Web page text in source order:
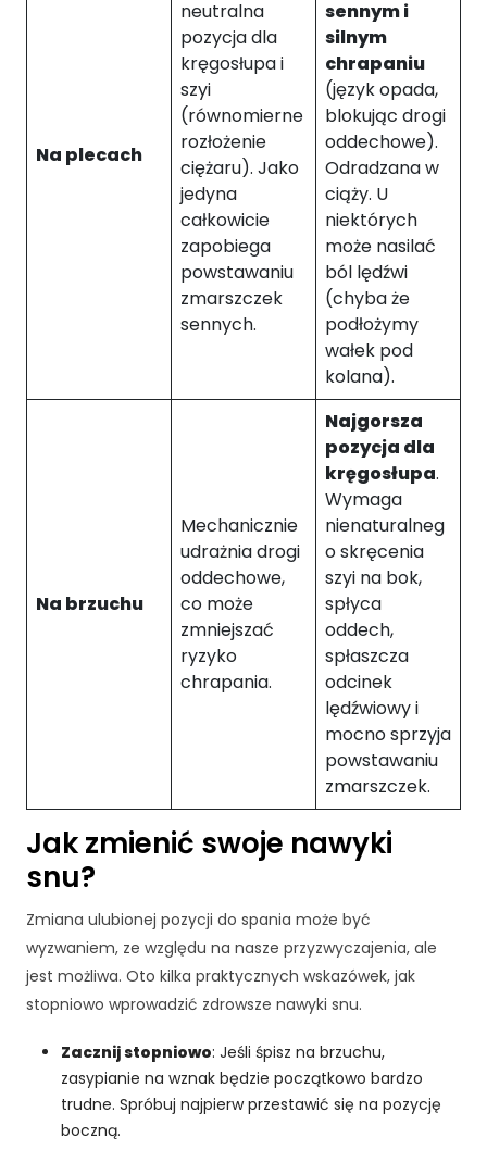
Na plecach
neutralna
pozycja dla
kręgosłupa i
szyi
(równomierne
rozłożenie
ciężaru). Jako
jedyna
całkowicie
zapobiega
powstawaniu
zmarszczek
sennych.
sennym i
silnym
chrapaniu
(język opada,
blokując drogi
oddechowe).
Odradzana w
ciąży. U
niektórych
może nasilać
ból lędźwi
(chyba że
podłożymy
wałek pod
kolana).
Na brzuchu
Mechanicznie
udrażnia drogi
oddechowe,
co może
zmniejszać
ryzyko
chrapania.
Najgorsza
pozycja dla
kręgosłupa.
Wymaga
nienaturalneg
o skręcenia
szyi na bok,
spłyca
oddech,
spłaszcza
odcinek
lędźwiowy i
mocno sprzyja
powstawaniu
zmarszczek.
Jak zmienić swoje nawyki
snu?
Zmiana ulubionej pozycji do spania może być
wyzwaniem, ze względu na nasze przyzwyczajenia, ale
jest możliwa. Oto kilka praktycznych wskazówek, jak
stopniowo wprowadzić zdrowsze nawyki snu.
Zacznij stopniowo: Jeśli śpisz na brzuchu,
zasypianie na wznak będzie początkowo bardzo
trudne. Spróbuj najpierw przestawić się na pozycję
boczną.
n
s
o
p
e
rs
o
al
iz
a